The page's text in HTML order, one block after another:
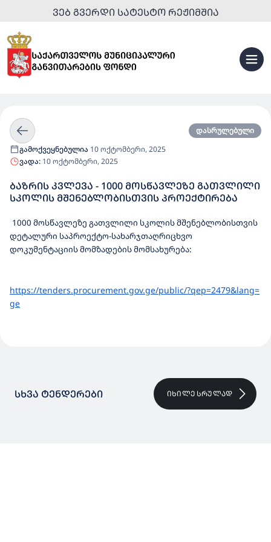
ᲕᲔᲑ ᲒᲕᲔᲠᲓᲘ ᲡᲐᲢᲔᲡᲢᲝ ᲠᲔᲟᲘᲛᲨᲘᲐ
დასრულებული
გამოქვეყნებულია 10 ოქტომბერი, 2025
ვადა: 10 ოქტომბერი, 2025
ᲑᲐᲖᲠᲘᲡ ᲙᲕᲚᲔᲕᲐ - 1000 ᲛᲝᲡᲬᲐᲕᲚᲔᲖᲔ ᲒᲐᲗᲕᲚᲘᲚᲘ
ᲡᲙᲝᲚᲘᲡ ᲛᲨᲔᲜᲔᲑᲚᲝᲑᲘᲡᲗᲕᲘᲡ ᲞᲠᲝᲔᲥᲢᲘᲠᲔᲑᲐ
1000 მოსწავლეზე გათვლილი სკოლის მშენებლობისთვის
დეტალური საპროექტო-სახარჯთაღრიცხვო
დოკუმენტაციის მომზადების მომსახურება:
https://tenders.procurement.gov.ge/public/?qep=2479&lang=
ge
ᲡᲮᲕᲐ ᲢᲔᲜᲓᲔᲠᲔᲑᲘ ᲘᲮᲘᲚᲔ ᲡᲠᲣᲚᲐᲓ